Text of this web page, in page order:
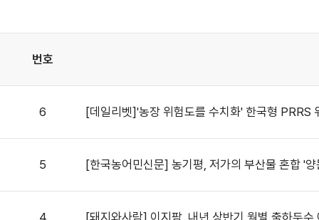
번호
6 [데일리벳]'농장 위험도를 수치화' 한국형 PRRS
5 [한국농어민신문] 농기평, 저가의 부산물 혼합 '
4 [돼지와사람] 이지팜, 내년 상반기 월별 출하두수